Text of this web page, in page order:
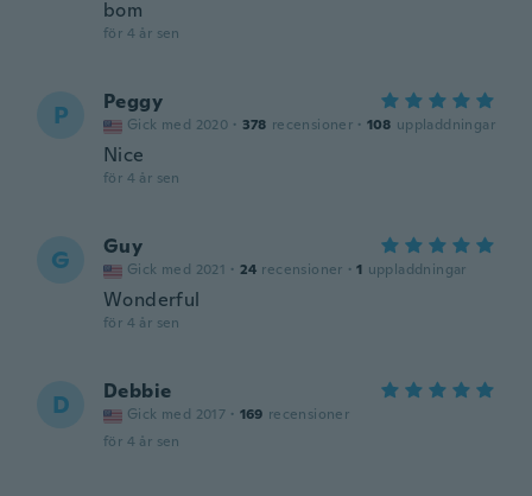
bom
för 4 år sen
P Peggy
Gick med 2020 · 378 recensioner · 108 uppladdningar
Nice
för 4 år sen
G Guy
Gick med 2021 · 24 recensioner · 1 uppladdningar
Wonderful
för 4 år sen
D Debbie
Gick med 2017 · 169 recensioner
för 4 år sen